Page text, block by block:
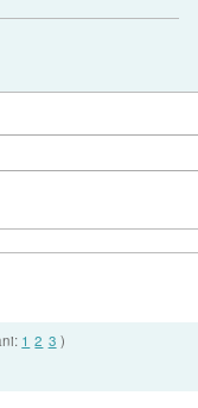
1 2 3 )